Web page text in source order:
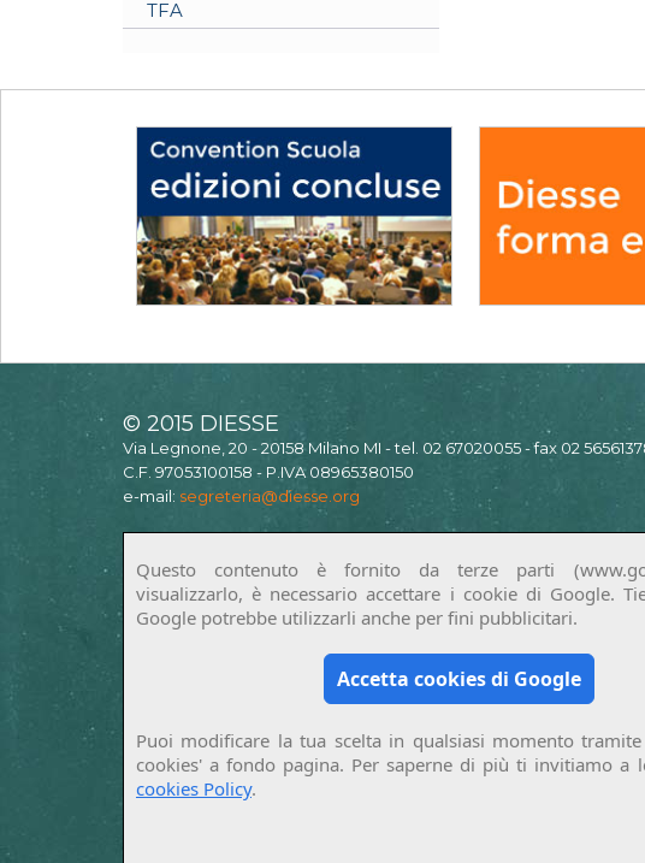
TFA
© 2015 DIESSE
Via Legnone, 20 - 20158 Milano MI - tel. 02 67020055 - fax 02
C.F. 97053100158 - P.IVA 08965380150
e-mail: segreteria@diesse.org
Questo contenuto è fornito da terze parti
visualizzarlo, è necessario accettare i cookie di Google.
Google potrebbe utilizzarli anche per fini pubblicitari.
Accetta cookies di Google
Puoi modificare la tua scelta in qualsiasi momento
cookies' a fondo pagina. Per saperne di più ti invitiamo a
cookies Policy.